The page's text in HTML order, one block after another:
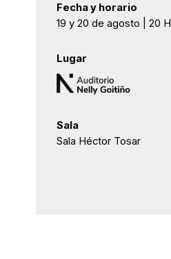
Fecha y horario
19 y 20 de agosto | 20 H
Lugar
Sala
Sala Héctor Tosar